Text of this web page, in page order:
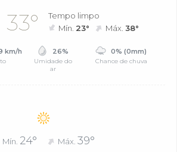
33°
Tempo limpo
Mín. 23° Máx.38°
km/h 26%
Umidade do
ar
0% (0mm)
Chance de chuva
Mín. 24° Máx. 39°